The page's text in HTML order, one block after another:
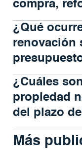
compra,
¿Qué
renovación
¿Cuáles
propiedad
del plazo
Más